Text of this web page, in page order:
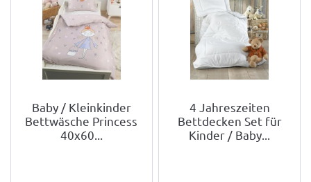
Baby / Kleinkinder
Bettwäsche Princess
40x60...
4 Jahreszeiten
Bettdecken Set für
Kinder / Baby...